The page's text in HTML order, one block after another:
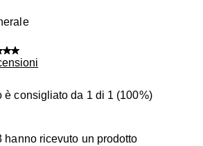
è consigliato da 1 di 1 (100%)
hanno ricevuto un prodotto